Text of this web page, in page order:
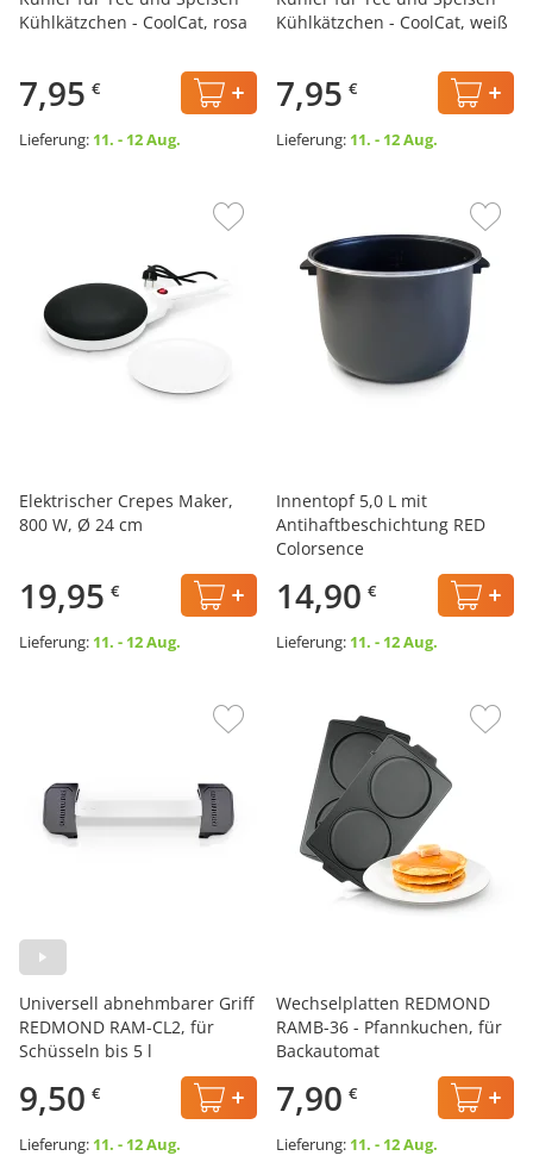
Kühlkätzchen - CoolCat, rosa
7,95 €
Lieferung: 11. - 12 Aug.
Kühlkätzchen - CoolCat, weiß
7,95 €
Lieferung: 11. - 12 Aug.
Elektrischer Crepes Maker,
800 W, Ø 24 cm
19,95 €
Lieferung: 11. - 12 Aug.
Innentopf 5,0 L mit
Antihaftbeschichtung RED
Colorsence
14,90 €
Lieferung: 11. - 12 Aug.
Universell abnehmbarer Griff
REDMOND RAM-CL2, für
Schüsseln bis 5 l
9,50 €
Lieferung: 11. - 12 Aug.
Wechselplatten REDMOND
RAMB-36 - Pfannkuchen, für
Backautomat
7,90 €
Lieferung: 11. - 12 Aug.